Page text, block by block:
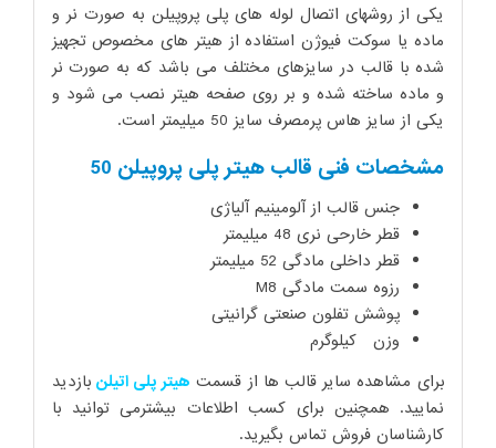
یکی از روشهای اتصال لوله های پلی پروپیلن به صورت نر و
ماده یا سوکت فیوژن استفاده از هیتر های مخصوص تجهیز
شده با قالب در سایزهای مختلف می باشد که به صورت نر
و ماده ساخته شده و بر روی صفحه هیتر نصب می شود و
یکی از سایز هاس پرمصرف سایز 50 میلیمتر است.
مشخصات فنی قالب هیتر پلی پروپیلن 50
جنس قالب از آلومینیم آلیاژی
قطر خارحی نری 48 میلیمتر
قطر داخلی مادگی 52 میلیمتر
رزوه سمت مادگی M8
پوشش تفلون صنعتی گرانیتی
وزن کیلوگرم
برای مشاهده سایر قالب ها از قسمت هیتر پلی اتیلن بازدید
نمایید. همچنین برای کسب اطلاعات بیشترمی توانید با
کارشناسان فروش تماس بگیرید.